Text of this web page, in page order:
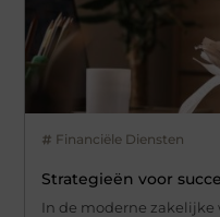
Financiële Diensten
Strategieën voor
In de moderne zakelijke